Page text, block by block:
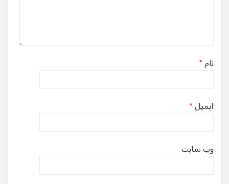
نام *
ایمیل *
وب‌ سایت